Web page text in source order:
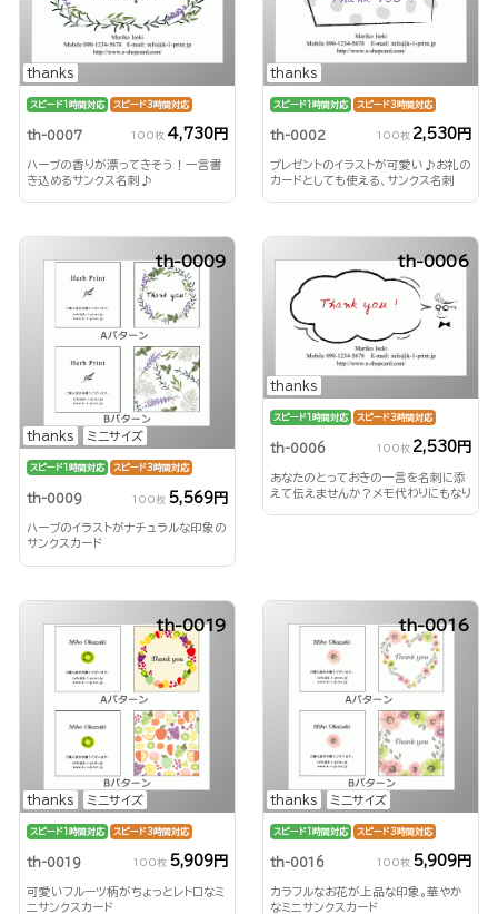
thanks
スピード1時間対応 スピード3時間対応
th-0007 100枚 4,730円
ハーブの香りが漂ってきそう！一言書
き込めるサンクス名刺♪
thanks
スピード1時間対応 スピード3時間対応
th-0002 100枚 2,530円
プレゼントのイラストが可愛い♪お礼の
カードとしても使える、サンクス名刺
thanks ミニサイズ
th-0009
スピード1時間対応 スピード3時間対応
th-0009 100枚 5,569円
ハーブのイラストがナチュラルな印象の
サンクスカード
thanks
th-0006
スピード1時間対応 スピード3時間対応
th-0006 100枚 2,530円
あなたのとっておきの一言を名刺に添
えて伝えませんか？メモ代わりにもなり
thanks ミニサイズ
th-0019
スピード1時間対応 スピード3時間対応
th-0019 100枚 5,909円
可愛いフルーツ柄がちょっとレトロなミ
ニサンクスカード
thanks ミニサイズ
th-0016
スピード1時間対応 スピード3時間対応
th-0016 100枚 5,909円
カラフルなお花が上品な印象。華やか
なミニサンクスカード